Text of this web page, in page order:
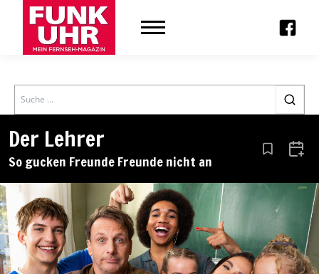
Search
Der Lehrer
So gucken Freunde Freunde nicht an Aus den